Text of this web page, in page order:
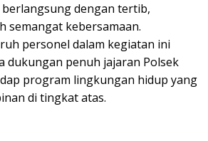
dengan tertib,
semangat kebersamaan.
personel dalam kegiatan ini
dukungan penuh jajaran Polsek
program lingkungan hidup yang
di tingkat atas.